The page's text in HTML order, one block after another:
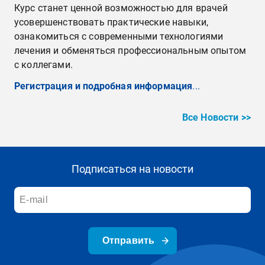
Курс станет ценной возможностью для врачей
усовершенствовать практические навыки,
ознакомиться с современными технологиями
лечения и обменяться профессиональным опытом
с коллегами.
Регистрация и подробная информация...
Все Новости >>
Подписаться на новости
Отправить